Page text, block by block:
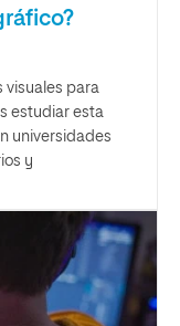
visuales para
estudiar esta
universidades
y